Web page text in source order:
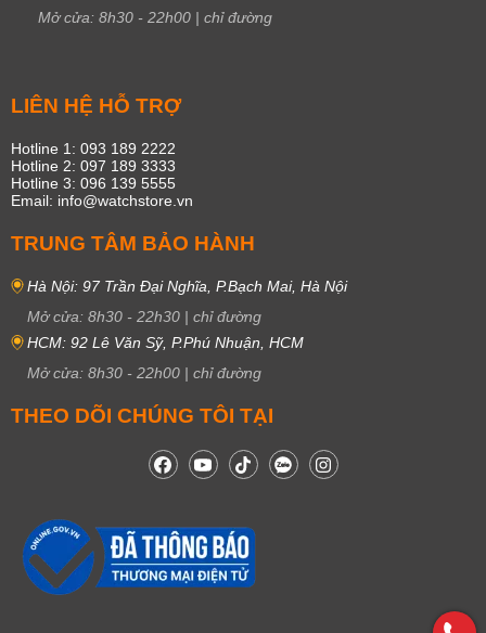
Mở cửa: 8h30 - 22h00 | chỉ đường
LIÊN HỆ HỖ TRỢ
Hotline 1: 093 189 2222
Hotline 2: 097 189 3333
Hotline 3: 096 139 5555
Email: info@watchstore.vn
TRUNG TÂM BẢO HÀNH
Hà Nội: 97 Trần Đại Nghĩa, P.Bạch Mai, Hà Nội
Mở cửa: 8h30 - 22h30 | chỉ đường
HCM: 92 Lê Văn Sỹ, P.Phú Nhuận, HCM
Mở cửa: 8h30 - 22h00 | chỉ đường
THEO DÕI CHÚNG TÔI TẠI